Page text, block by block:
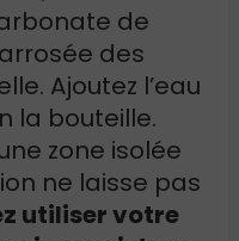
de
des
Ajoutez l’eau
la bouteille.
zone isolée
ne laisse pas
utiliser votre